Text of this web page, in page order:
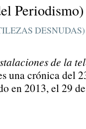
Periodismo)
DESNUDAS)
de la
una crónica del
en 2013, el 29